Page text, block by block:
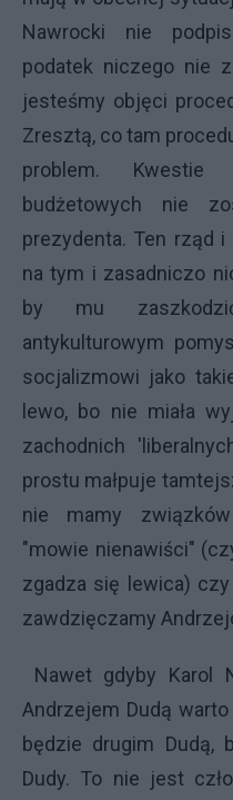
Nawrocki nie
podatek niczego nie
jesteśmy objęci
Zresztą, co tam
problem. Kwestie
budżetowych nie
prezydenta. Ten rząd
na tym i zasadniczo
by mu
antykulturowym
socjalizmowi jako
lewo, bo nie miała
zachodnich
prostu małpuje
nie mamy
"mowie nienawiści"
zgadza się lewica)
zawdzięczamy
Nawet gdyby Karol
Andrzejem Dudą
będzie drugim Dudą,
Dudy. To nie jest